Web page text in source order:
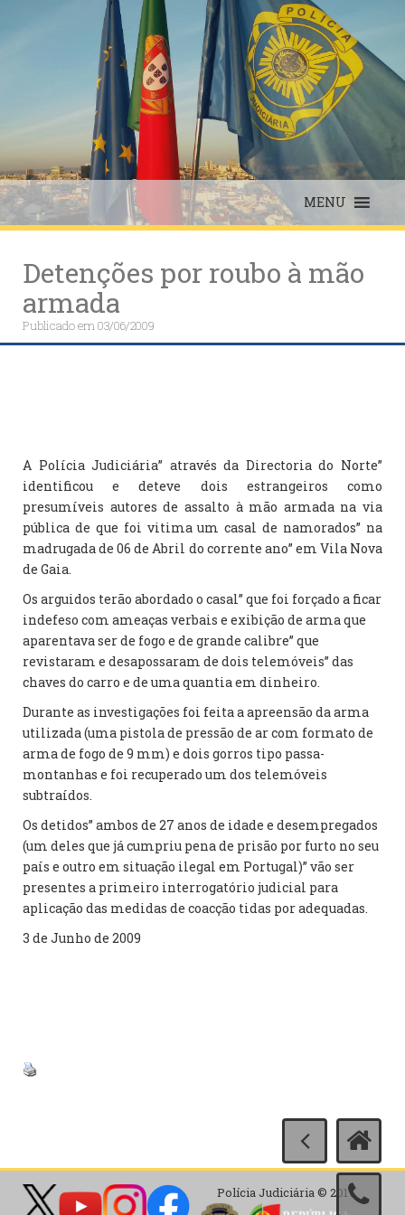
MENU
Detenções por roubo à mão
armada
Publicado em03/06/2009
A Polícia Judiciária” através da Directoria do Norte”
identificou e deteve dois estrangeiros como
presumíveis autores de assalto à mão armada na via
pública de que foi vitima um casal de namorados” na
madrugada de 06 de Abril do corrente ano” em Vila Nova
de Gaia.
Os arguidos terão abordado o casal” que foi forçado a ficar
indefeso com ameaças verbais e exibição de arma que
aparentava ser de fogo e de grande calibre” que
revistaram e desapossaram de dois telemóveis” das
chaves do carro e de uma quantia em dinheiro.
Durante as investigações foi feita a apreensão da arma
utilizada (uma pistola de pressão de ar com formato de
arma de fogo de 9 mm) e dois gorros tipo passa-
montanhas e foi recuperado um dos telemóveis
subtraídos.
Os detidos” ambos de 27 anos de idade e desempregados
(um deles que já cumpriu pena de prisão por furto no seu
país e outro em situação ilegal em Portugal)” vão ser
presentes a primeiro interrogatório judicial para
aplicação das medidas de coacção tidas por adequadas.
3 de Junho de 2009
Polícia Judiciária © 2017